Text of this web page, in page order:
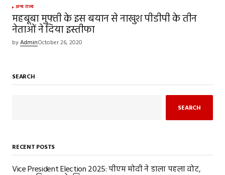
अन्य राज्य
महबूबा मुफ्ती के इस बयान से नाखुश पीडीपी के तीन
नेताओं ने दिया इस्तीफा
byAdminOctober 26, 2020
SEARCH
SEARCH
RECENT POSTS
Vice President Election 2025: पीएम मोदी ने डाला पहला वोट,